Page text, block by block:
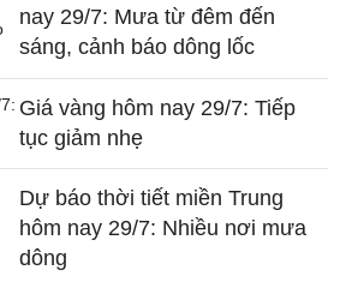
nay 29/7: Mưa từ đêm đến
sáng, cảnh báo dông lốc
Giá vàng hôm nay 29/7: Tiếp
tục giảm nhẹ
Dự báo thời tiết miền Trung
hôm nay 29/7: Nhiều nơi mưa
dông